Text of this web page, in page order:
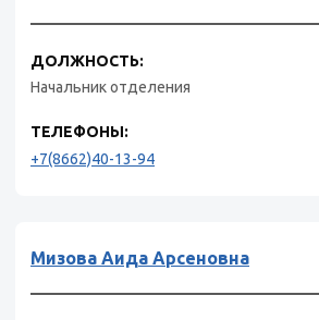
ДОЛЖНОСТЬ:
Начальник отделения
ТЕЛЕФОНЫ:
+7(8662)40-13-94
Мизова Аида Арсеновна